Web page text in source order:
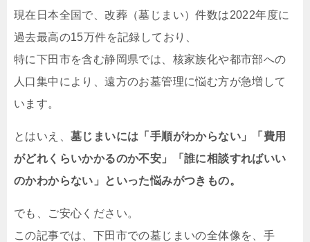
現在日本全国で、改葬（墓じまい）件数は2022年度に
過去最高の15万件を記録しており、
特に下田市を含む静岡県では、核家族化や都市部への
人口集中により、遠方のお墓管理に悩む方が急増して
います。
とはいえ、 墓じまいには「手順がわからない」「費用
がどれくらいかかるのか不安」「誰に相談すればいい
のかわからない」といった悩みがつきもの。
でも、ご安心ください。
この記事では、下田市での墓じまいの全体像を、手